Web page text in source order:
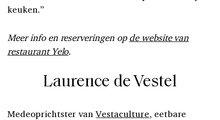
keuken.”
Meer info en reserveringen opde website van
restaurant Yelo.
Laurence de Vestel
Medeoprichtster vanVestaculture, eetbare